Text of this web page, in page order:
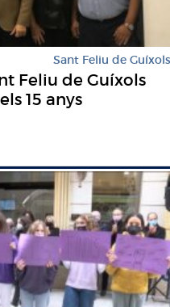
Sant Feliu de Guíxols
Feliu de Guíxols
15 anys